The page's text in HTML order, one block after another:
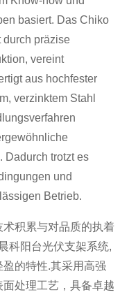
basiert. Das Chiko
durch präzise
vereint
aus hochfester
verzinktem Stahl
Dadurch trotzt es
und
Betrieb.
积累与对品质的执着
科阳台光伏支架系统,
的特性.其采用高强
处理工艺，具备卓越